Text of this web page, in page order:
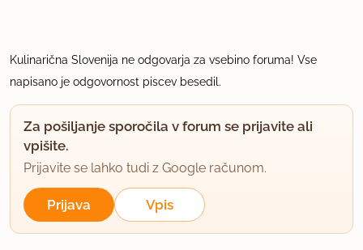
Kulinarična Slovenija ne odgovarja za vsebino foruma! Vse
napisano je odgovornost piscev besedil.
Za pošiljanje sporočila v forum se prijavite ali
vpišite.
Prijavite se lahko tudi z Google računom.
Prijava Vpis